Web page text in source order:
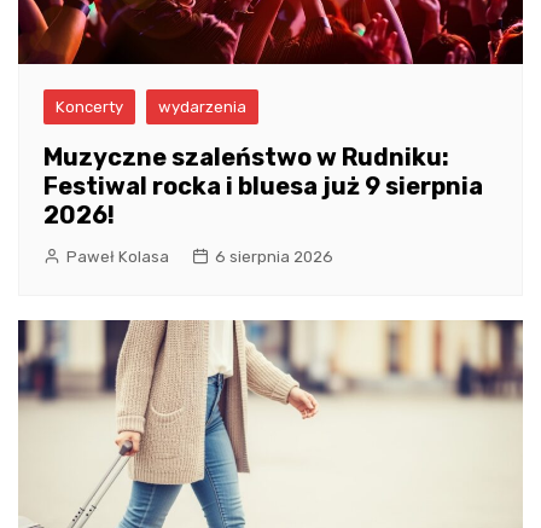
Koncerty wydarzenia
Muzyczne szaleństwo w Rudniku:
Festiwal rocka i bluesa już 9 sierpnia
2026!
Paweł Kolasa 6 sierpnia 2026